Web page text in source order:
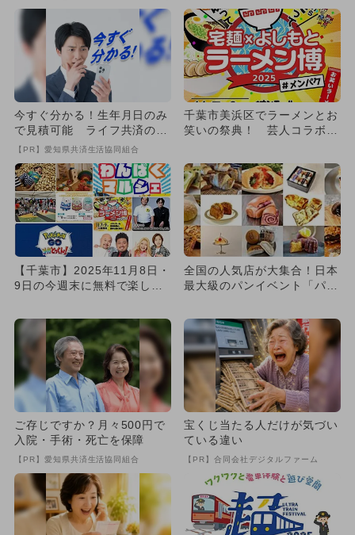
今すぐ分かる！生年月日のみ
で見積可能 ライフ共済の保
障
【PR】愛知県共済生活協同組合
千葉市美浜区でラーメンとお
笑いの祭典！ 芸人コラボの
【千葉市】2025年11月8日・
9日の今週末に無料で楽しめ
全国の人気店が大集合！日本
最大級のパンイベント「パン
ご存じですか？月々500円で
入院・手術・死亡を保障
【PR】愛知県共済生活協同組合
宝くじ当たる人だけが気づい
ている違い
【PR】合同会社デジタルファーム